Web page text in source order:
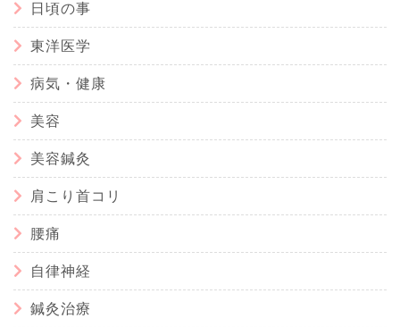
日頃の事
東洋医学
病気・健康
美容
美容鍼灸
肩こり首コリ
腰痛
自律神経
鍼灸治療